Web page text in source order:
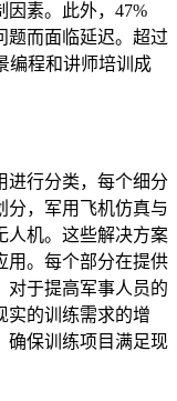
因素。此外，47%
题而面临延迟。超过
编程和讲师培训成
进行分类，每个细分
分，军用飞机仿真与
人机。这些解决方案
用。每个部分在提供
对于提高军事人员的
实的训练需求的增
确保训练项目满足现